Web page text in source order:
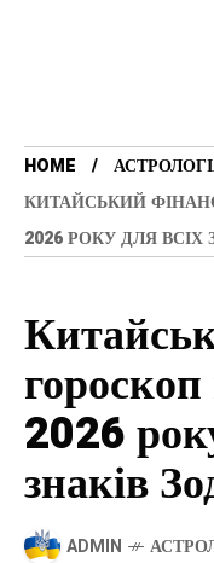
HOME
КИТАЙСЬКИЙ
2026 РОКУ ДЛЯ ВСІХ
2026
знаків
ADMIN